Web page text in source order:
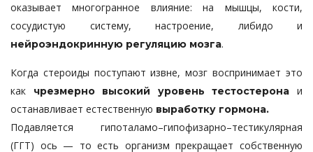
оказывает многогранное влияние: на мышцы, кости,
сосудистую систему, настроение, либидо и
нейроэндокринную регуляцию мозга.
Когда стероиды поступают извне, мозг воспринимает это
как
чрезмерно высокий уровень тестостерона и
останавливает естественную выработку гормона.
Подавляется гипоталамо–гипофизарно–тестикулярная
(ГГТ) ось — то есть организм прекращает собственную